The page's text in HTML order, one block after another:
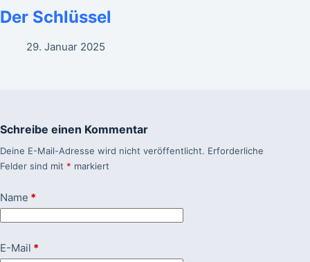
Der Schlüssel
29. Januar 2025
Schreibe einen Kommentar
Deine E-Mail-Adresse wird nicht veröffentlicht. Erforderliche
Felder sind mit * markiert
Name *
E-Mail *